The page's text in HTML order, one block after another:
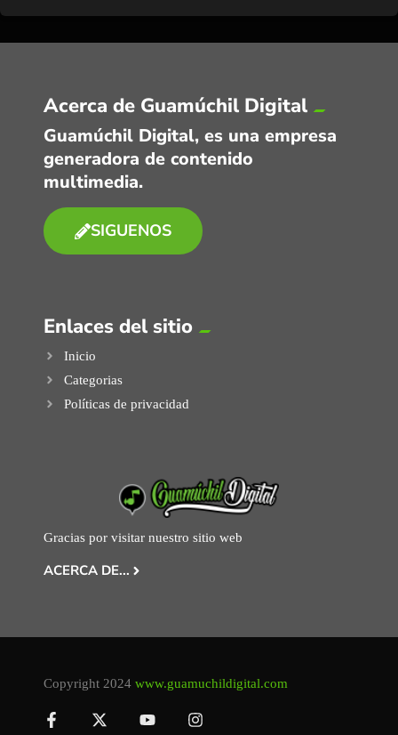
Acerca de Guamúchil Digital
Guamúchil Digital, es una empresa
generadora de contenido
multimedia.
SIGUENOS
Enlaces del sitio
Inicio
Categorias
Políticas de privacidad
Gracias por visitar nuestro sitio web
ACERCA DE...
Copyright 2024 www.guamuchildigital.com